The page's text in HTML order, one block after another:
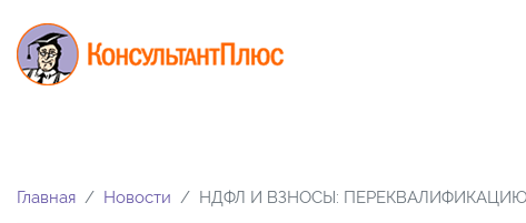
Главная Новости НДФЛ И ВЗНОСЫ: